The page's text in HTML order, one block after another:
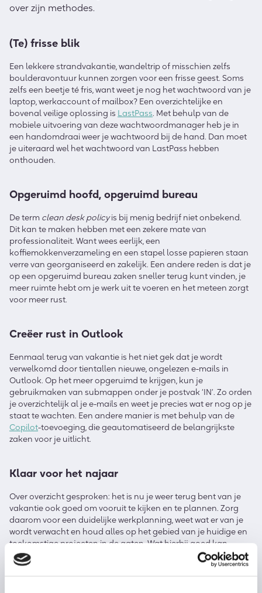
over zijn methodes.
(Te) frisse blik
Een lekkere strandvakantie, wandeltrip of misschien zelfs
boulderavontuur kunnen zorgen voor een frisse geest. Soms
zelfs een beetje té fris, want weet je nog het wachtwoord van je
laptop, werkaccount of mailbox? Een overzichtelijke en
bovenal veilige oplossing is LastPass. Met behulp van de
mobiele uitvoering van deze wachtwoordmanager heb je in
een handomdraai weer je wachtwoord bij de hand. Dan moet
je uiteraard wel het wachtwoord van LastPass hebben
onthouden.
Opgeruimd hoofd, opgeruimd bureau
De term clean desk policyis bij menig bedrijf niet onbekend.
Dit kan te maken hebben met een zekere mate van
professionaliteit. Want wees eerlijk, een
koffiemokkenverzameling en een stapel losse papieren staan
verre van georganiseerd en zakelijk. Een andere reden is dat je
op een opgeruimd bureau zaken sneller terug kunt vinden, je
meer ruimte hebt om je werk uit te voeren en het meteen zorgt
voor meer rust.
Creëer rust in Outlook
Eenmaal terug van vakantie is het niet gek dat je wordt
verwelkomd door tientallen nieuwe, ongelezen e-mails in
Outlook. Op het meer opgeruimd te krijgen, kun je
gebruikmaken van submappen onder je postvak ‘IN’. Zo orden
je overzichtelijk al je e-mails en weet je precies wat er nog op je
staat te wachten. Een andere manier is met behulp van de
Copilot-toevoeging, die geautomatiseerd de belangrijkste
zaken voor je uitlicht.
Klaar voor het najaar
Over overzicht gesproken: het is nu je weer terug bent van je
vakantie ook goed om vooruit te kijken en te plannen. Zorg
daarom voor een duidelijke werkplanning, weet wat er van je
wordt verwacht en houd alles op het gebied van je huidige en
toekomstige projecten in de gaten. Wat hierbij goed kan
helpen is Microsoft Lists. Hiermee organiseer je je eigen
workflow en weet je precies wat je te wachten staat.